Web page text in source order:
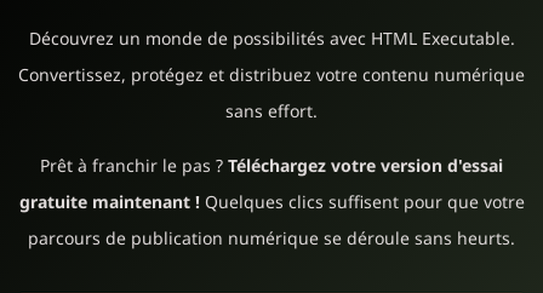
Découvrez un monde de possibilités avec HTML Executable.
Convertissez, protégez et distribuez votre contenu numérique
sans effort.
Prêt à franchir le pas ? Téléchargez votre version d'essai
gratuite maintenant !Quelques clics suffisent pour que votre
parcours de publication numérique se déroule sans heurts.